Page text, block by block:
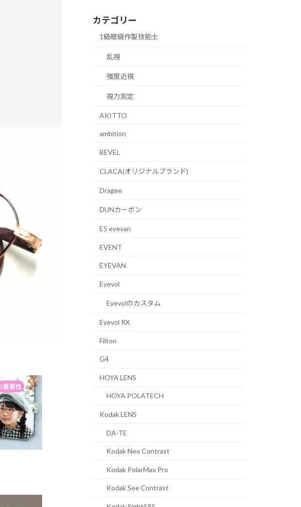
カテゴリー
1級眼鏡作製技能士
乱視
強度近視
視力測定
AKITTO
ambition
BEVEL
CLACA(オリジナルブランド)
Dragee
DUNカーボン
E5 eyevan
EVENT
EYEVAN
Eyevol
Eyevolのカスタム
Eyevol RX
Filton
G4
HOYA LENS
HOYA POLATECH
Kodak LENS
DA-TE
Kodak Neo Contrast
Kodak PolarMax Pro
Kodak See Contrast